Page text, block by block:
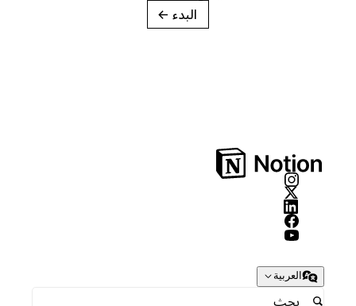
→
العربية